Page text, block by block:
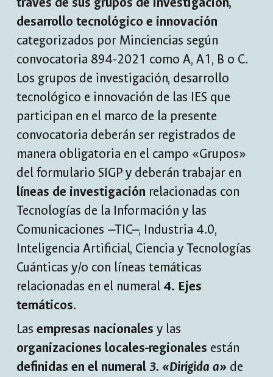
desarrollo tecnológico e innovación
categorizados por Minciencias según
convocatoria 894-2021 como A, A1, B o C.
Los grupos de investigación, desarrollo
tecnológico e innovación de las IES que
participan en el marco de la presente
convocatoria deberán ser registrados de
manera obligatoria en el campo «Grupos»
del formulario SIGP y deberán trabajar en
líneas de investigación relacionadas con
Tecnologías de la Información y las
Comunicaciones —TIC—, Industria 4.0,
Inteligencia Artificial, Ciencia y Tecnologías
Cuánticas y/o con líneas temáticas
relacionadas en el numeral 4. Ejes
temáticos.
Lasempresas nacionales y las
organizaciones locales-regionales están
definidas en el numeral3. «Dirigida a» de